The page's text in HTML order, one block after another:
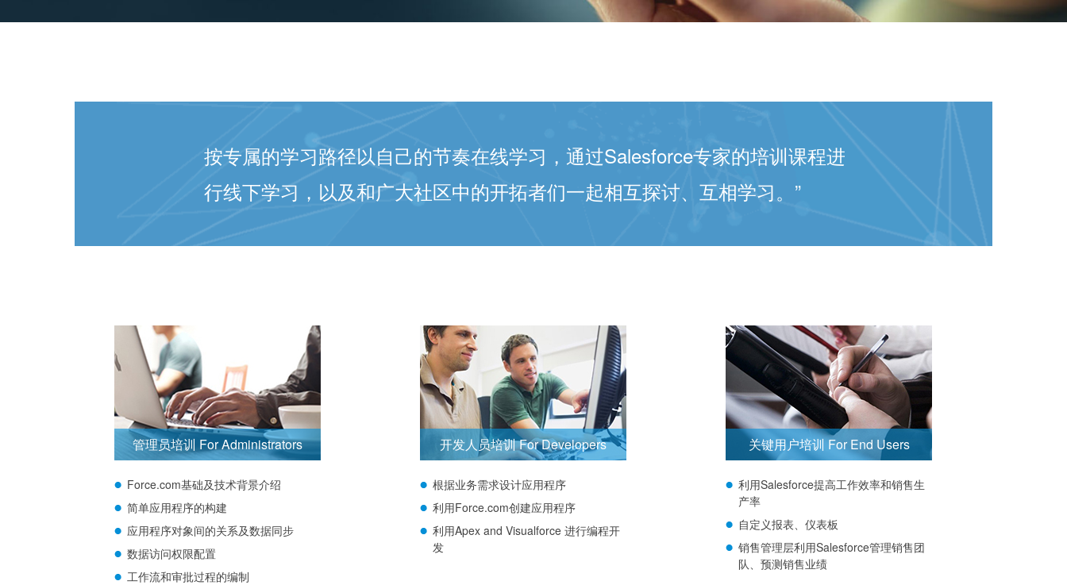
按专属的学习路径以自己的节奏在线学习，通过Salesforce专家的培训课程进
行线下学习，以及和广大社区中的开拓者们一起相互探讨、互相学习。”
管理员培训 For Administrators
Force.com基础及技术背景介绍
简单应用程序的构建
应用程序对象间的关系及数据同步
数据访问权限配置
工作流和审批过程的编制
开发人员培训 For Developers
根据业务需求设计应用程序
利用Force.com创建应用程序
利用Apex and Visualforce 进行编程开
发
关键用户培训 For End Users
利用Salesforce提高工作效率和销售生
产率
自定义报表、仪表板
销售管理层利用Salesforce管理销售团
队、预测销售业绩